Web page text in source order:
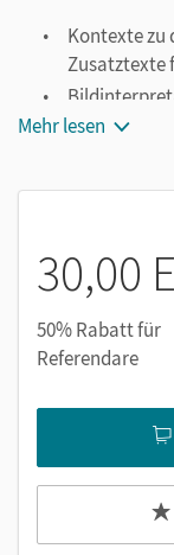
Kontexte zu
Zusatztexte
Mehr lesen
30,00
50% Rabatt für
Referendare